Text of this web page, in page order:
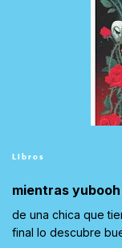
Libros
mientras
de una chica que
final lo descubre